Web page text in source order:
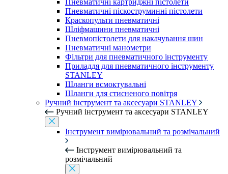
Пневматичні картриджні пістолети
Пневматичні піскоструминні пістолети
Краскопульти пневматичні
Шліфмашини пневматичні
Пневмопістолети для накачування шин
Пневматичні манометри
Фільтри для пневматичного інструменту
Приладдя для пневматичного інструменту
STANLEY
Шланги всмоктувальні
Шланги для стисненого повітря
Ручний інструмент та аксесуари STANLEY
Ручний інструмент та аксесуари STANLEY
Інструмент вимірювальний та розмічальний
Інструмент вимірювальний та
розмічальний